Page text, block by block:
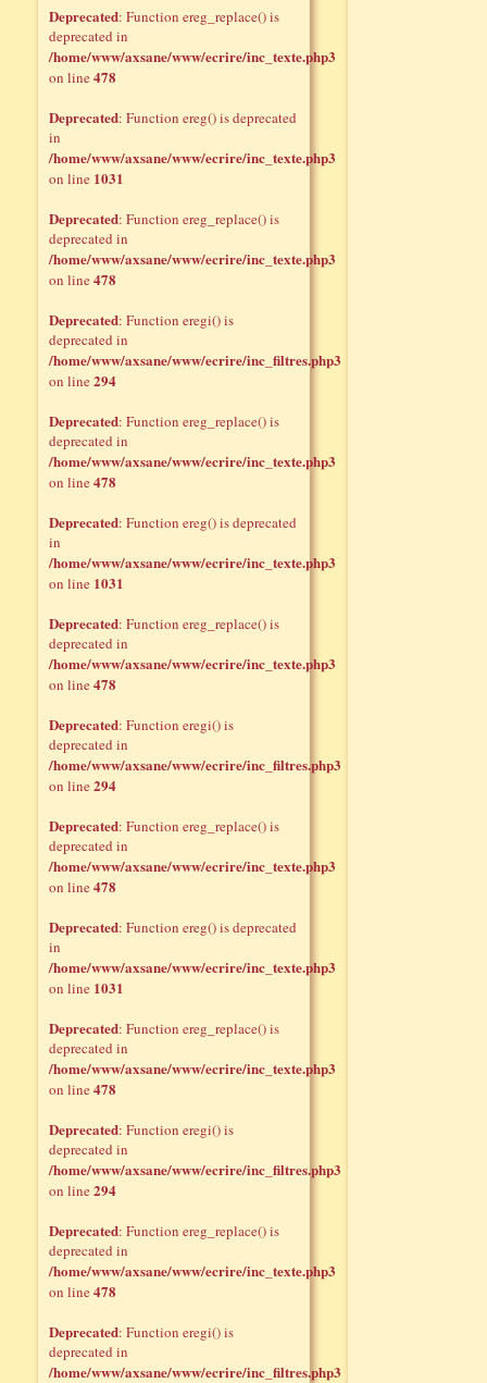
Deprecated: Function ereg_replace() is
deprecated in
/home/www/axsane/www/ecrire/inc_texte.php3
on line478
Deprecated: Function ereg() is deprecated
in
/home/www/axsane/www/ecrire/inc_texte.php3
on line 1031
Deprecated: Function ereg_replace() is
deprecated in
/home/www/axsane/www/ecrire/inc_texte.php3
on line478
Deprecated: Function eregi() is
deprecated in
/home/www/axsane/www/ecrire/inc_filtres.php3
on line294
Deprecated: Function ereg_replace() is
deprecated in
/home/www/axsane/www/ecrire/inc_texte.php3
on line478
Deprecated: Function ereg() is deprecated
in
/home/www/axsane/www/ecrire/inc_texte.php3
on line 1031
Deprecated: Function ereg_replace() is
deprecated in
/home/www/axsane/www/ecrire/inc_texte.php3
on line478
Deprecated: Function eregi() is
deprecated in
/home/www/axsane/www/ecrire/inc_filtres.php3
on line294
Deprecated: Function ereg_replace() is
deprecated in
/home/www/axsane/www/ecrire/inc_texte.php3
on line478
Deprecated: Function ereg() is deprecated
in
/home/www/axsane/www/ecrire/inc_texte.php3
on line 1031
Deprecated: Function ereg_replace() is
deprecated in
/home/www/axsane/www/ecrire/inc_texte.php3
on line478
Deprecated: Function eregi() is
deprecated in
/home/www/axsane/www/ecrire/inc_filtres.php3
on line294
Deprecated: Function ereg_replace() is
deprecated in
/home/www/axsane/www/ecrire/inc_texte.php3
on line478
Deprecated: Function eregi() is
deprecated in
/home/www/axsane/www/ecrire/inc_filtres.php3